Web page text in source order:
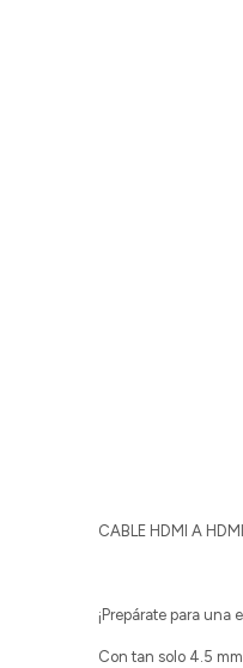
CABLE HDMI A
¡Prepárate para
Con tan solo 4.5